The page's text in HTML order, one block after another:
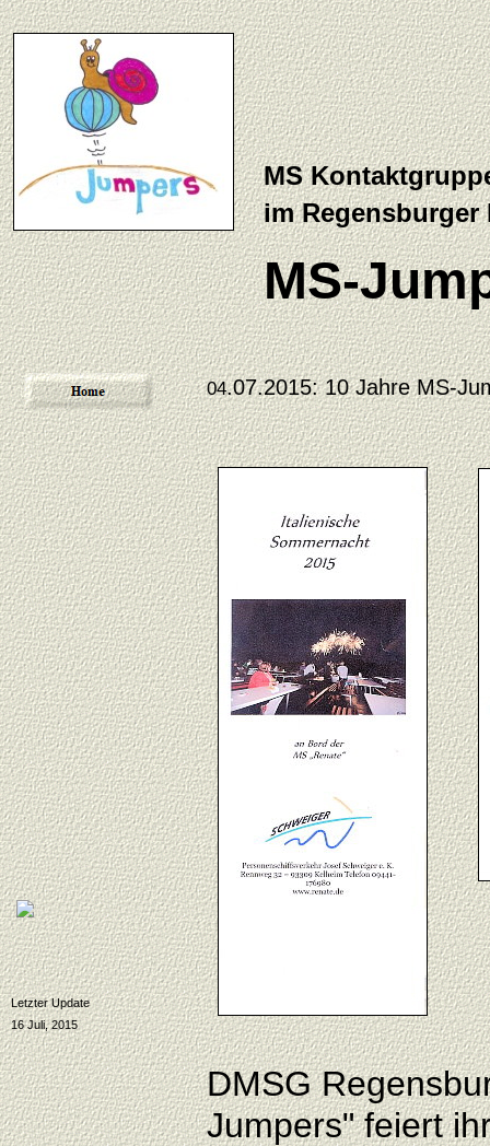
MS
im Regensburger
MS-
04.07.2015: 10 Jahre MS-
Letzter Update
16 Juli, 2015
DMSG
Jumpers" feiert